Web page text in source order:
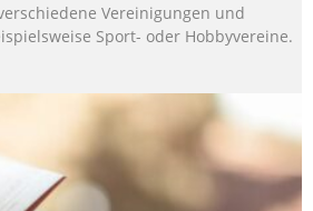
Vereinigungen und
Sport- oder Hobbyvereine.